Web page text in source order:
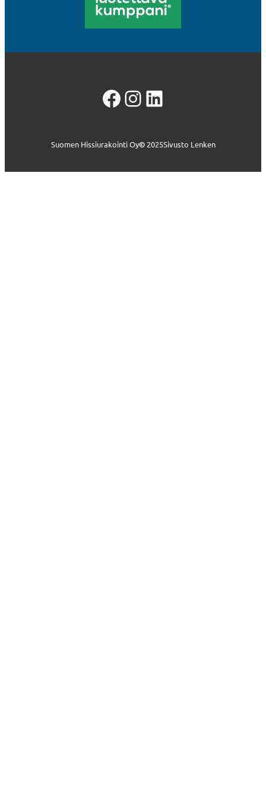
Facebook
Instagram
LinkedIn
Suomen Hissiurakointi Oy©2025Sivusto Lenken